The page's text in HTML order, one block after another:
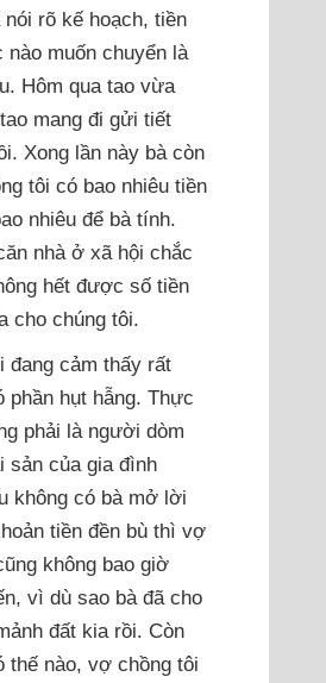
rõ kế hoạch, tiền
nào muốn chuyển là
Hôm qua tao vừa
mang đi gửi tiết
Xong lần này bà còn
tôi có bao nhiêu tiền
nhiêu để bà tính.
nhà ở xã hội chắc
hết được số tiền
cho chúng tôi.
đang cảm thấy rất
phần hụt hẫng. Thực
phải là người dòm
sản của gia đình
không có bà mở lời
tiền đền bù thì vợ
không bao giờ
vì dù sao bà đã cho
đất kia rồi. Còn
thế nào, vợ chồng tôi